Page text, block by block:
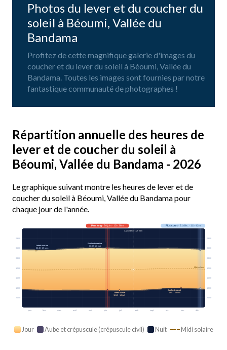
Photos du lever et du coucher du
soleil à Béoumi, Vallée du
Bandama
Profitez de cette magnifique galerie d'images du
coucher et du lever du soleil à Béoumi, Vallée du
Bandama. Toutes les images sont fournies par notre
fantastique communauté de photographes !
Répartition annuelle des heures de
lever et de coucher du soleil à
Béoumi, Vallée du Bandama - 2026
Le graphique suivant montre les heures de lever et de
coucher du soleil à Béoumi, Vallée du Bandama pour
chaque jour de l'année.
janv. févr. mars avril mai juin juil. août sept. oct. nov. déc.
Midi solaire
03:00 03:00
06:00 06:00
09:00 09:00
12:00 12:00
15:00 15:00
18:00 18:00
21:00 21:00
Plus long· 20 juin · 12h 36m Plus court· 21 déc. · 11h 42m
Aujourd’hui · 12h 26m
Earliest sunrise
06:02 · 26 mai
Latest sunrise
06:40 · 29 janv.
Earliest sunset
18:01 · 13 nov.
Latest sunset
18:45 · 14 juil.
Jour Aube et crépuscule (crépuscule civil) Nuit Midi solaire